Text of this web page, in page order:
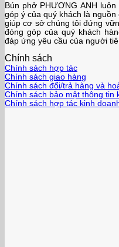
Bún phở PHƯƠNG ANH
góp ý của quý khách là
giúp cơ sở chúng tôi đứng
đóng góp của quý khách
đáp ứng yêu cầu của người
Chính sách
Chính sách hợp tác
Chính sách giao hàng
Chính sách đổi/trả hàng và
Chính sách bảo mật thông tin
Chính sách hợp tác kinh